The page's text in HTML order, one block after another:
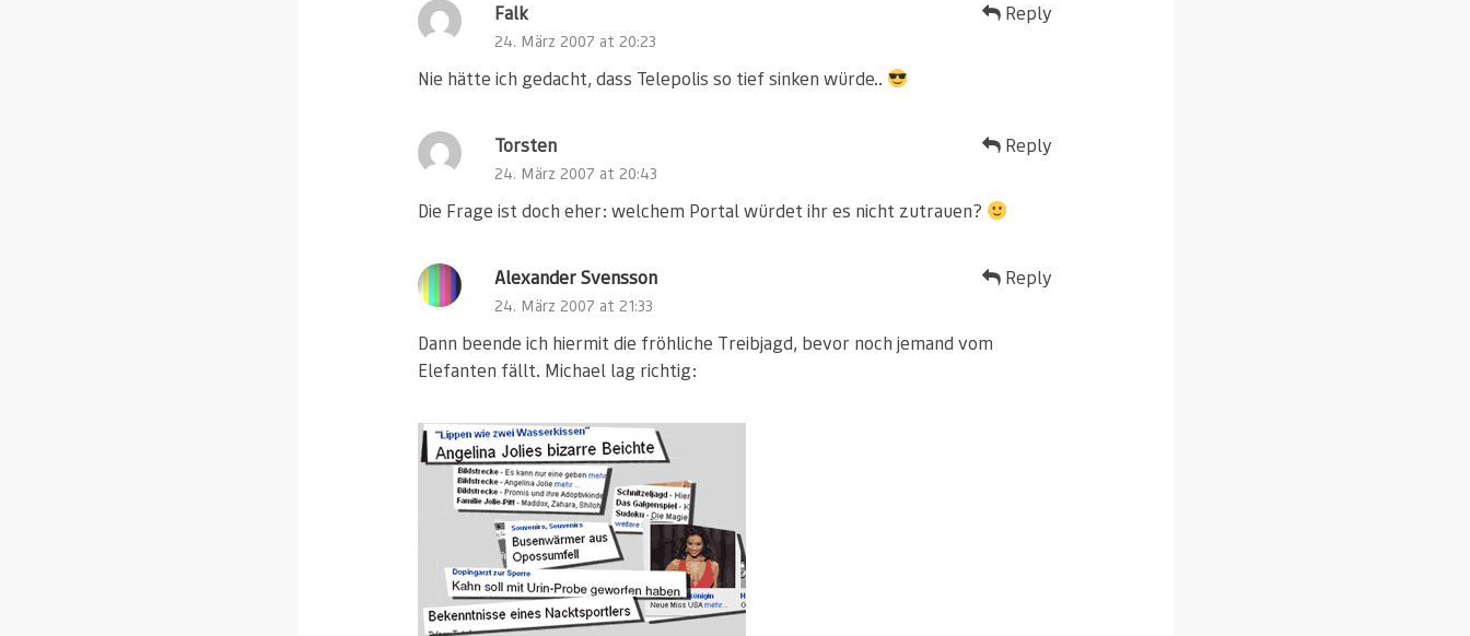
Falk
24. März 2007 at 20:23
Nie hätte ich gedacht, dass Telepolis so tief sinken würde..
Reply
Torsten
24. März 2007 at 20:43
Die Frage ist doch eher: welchem Portal würdet ihr es nicht zutrauen?
Reply
Alexander Svensson
24. März 2007 at 21:33
Dann beende ich hiermit die fröhliche Treibjagd, bevor noch jemand vom
Elefanten fällt. Michael lag richtig:
Reply